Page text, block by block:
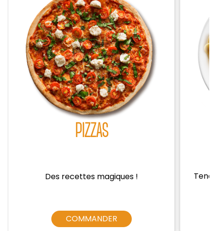
Zones de Livraison
PIZZAS
Des recettes magiques !
COMMANDER